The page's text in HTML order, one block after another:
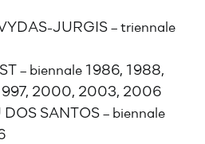
JURGIS – triennale
– biennale 1986, 1988,
2000, 2003, 2006
SANTOS – biennale